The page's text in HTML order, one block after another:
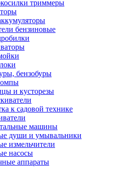
триммеры
бензиновые
бензобуры
и кусторезы
к садовой технике
машины
души и умывальники
измельчители
насосы
аппараты